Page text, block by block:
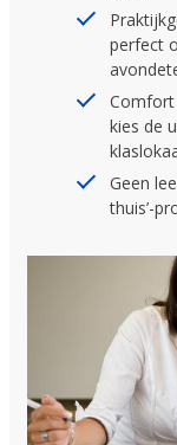
perfect
Comfort
kies de
Geen
thuis’-